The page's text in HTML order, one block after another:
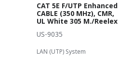
CAT 5E F/UTP Enhanced
CABLE (350 MHz), CMR,
UL White 305 M./Reelex
US-9035
LAN (UTP) System